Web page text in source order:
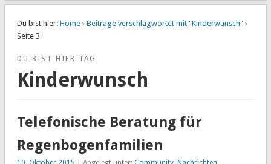
Du bist hier: Home› Beiträge verschlagwortet mit "Kinderwunsch"›
Seite 3
DU BIST HIER TAG
Kinderwunsch
Telefonische Beratung für
Regenbogenfamilien